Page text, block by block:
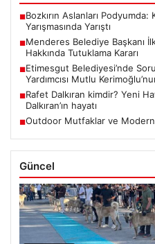
■Bozkırın Aslanları
Yarışmasında Yarıştı
■Menderes Belediye Başkanı
Hakkında Tutuklama Kararı
■Etimesgut Belediyesi’nde
Yardımcısı Mutlu
■Rafet Dalkıran kimdir? Yeni
Dalkıran’ın hayatı
■Outdoor Mutfaklar ve
Güncel